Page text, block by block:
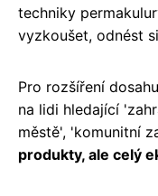
techniky
vyzkoušet, odnést
Pro rozšíření
na lidi hledající
městě', 'komunitní
produkty, ale celý